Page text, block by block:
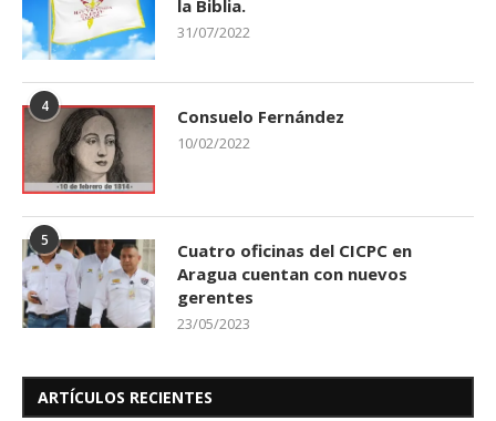
la Biblia.
31/07/2022
4 Consuelo Fernández
10/02/2022
5
Cuatro oficinas del CICPC en
Aragua cuentan con nuevos
gerentes
23/05/2023
ARTÍCULOS RECIENTES